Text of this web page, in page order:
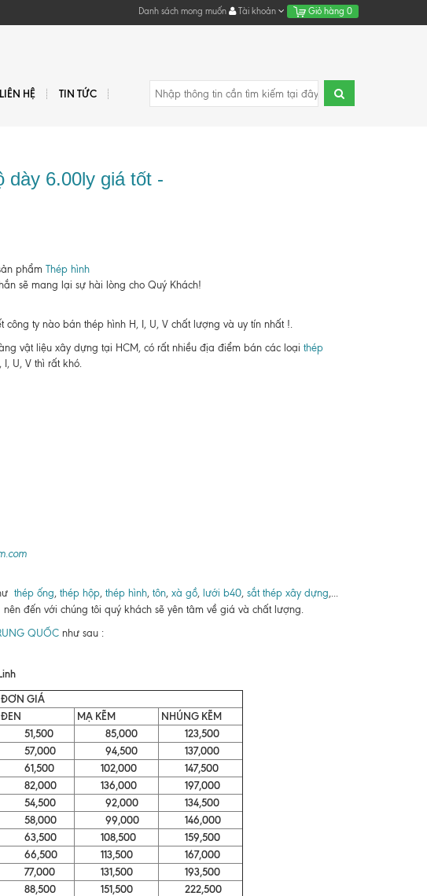
Danh sách mong muốn Tài khoản Giỏ hàng 0
LIÊN HỆ TIN TỨC
dày 6.00ly giá tốt -
phẩm Thép hình
sẽ mang lại sự hài lòng cho Quý Khách!
công ty nào bán thép hình H, I, U, V chất lượng và uy tín nhất !.
vật liệu xây dựng tại HCM, có rất nhiều địa điểm bán các loại thép
U, V thì rất khó.
thép ống, thép hộp, thép hình, tôn, xà gồ, lưới b40, sắt thép xây dựng,...
nên đến với chúng tôi quý khách sẽ yên tâm về giá và chất lượng.
QUỐCnhư sau :
ĐƠN GIÁ
ĐEN
MẠ KẼM
NHÚNG KẼM
51,500 85,000
123,500
57,000 94,500
137,000
61,500 102,000
147,500
82,000 136,000
197,000
54,500 92,000
134,500
58,000 99,000
146,000
63,500 108,500
159,500
66,500 113,500
167,000
77,000 131,500
193,500
88,500 151,500
222,500